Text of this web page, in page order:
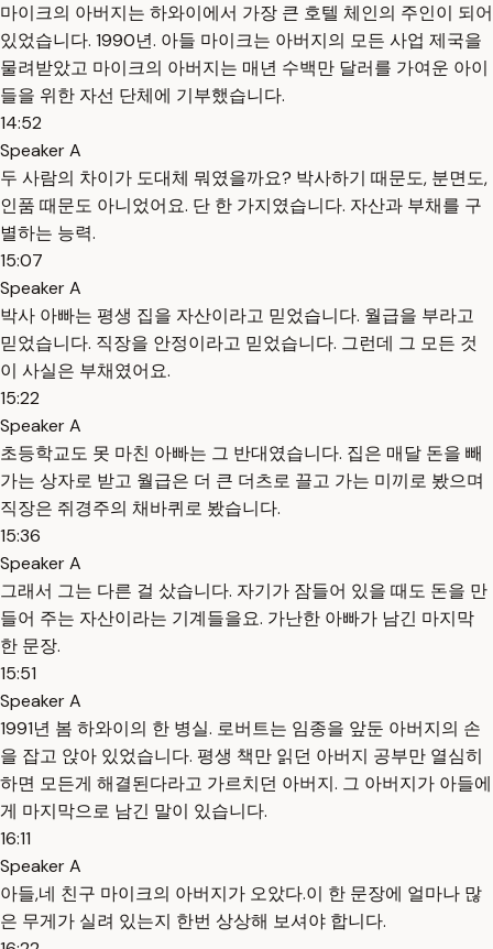
마이크의 아버지는 하와이에서 가장 큰 호텔 체인의 주인이 되어
있었습니다. 1990년. 아들 마이크는 아버지의 모든 사업 제국을
물려받았고 마이크의 아버지는 매년 수백만 달러를 가여운 아이
들을 위한 자선 단체에 기부했습니다.
14:52
Speaker A
두 사람의 차이가 도대체 뭐였을까요? 박사하기 때문도, 분면도,
인품 때문도 아니었어요. 단 한 가지였습니다. 자산과 부채를 구
별하는 능력.
15:07
Speaker A
박사 아빠는 평생 집을 자산이라고 믿었습니다. 월급을 부라고
믿었습니다. 직장을 안정이라고 믿었습니다. 그런데 그 모든 것
이 사실은 부채였어요.
15:22
Speaker A
초등학교도 못 마친 아빠는 그 반대였습니다. 집은 매달 돈을 빼
가는 상자로 받고 월급은 더 큰 더츠로 끌고 가는 미끼로 봤으며
직장은 쥐경주의 채바퀴로 봤습니다.
15:36
Speaker A
그래서 그는 다른 걸 샀습니다. 자기가 잠들어 있을 때도 돈을 만
들어 주는 자산이라는 기계들을요. 가난한 아빠가 남긴 마지막
한 문장.
15:51
Speaker A
1991년 봄 하와이의 한 병실. 로버트는 임종을 앞둔 아버지의 손
을 잡고 앉아 있었습니다. 평생 책만 읽던 아버지 공부만 열심히
하면 모든게 해결된다라고 가르치던 아버지. 그 아버지가 아들에
게 마지막으로 남긴 말이 있습니다.
16:11
Speaker A
아들,네 친구 마이크의 아버지가 오았다.이 한 문장에 얼마나 많
은 무게가 실려 있는지 한번 상상해 보셔야 합니다.